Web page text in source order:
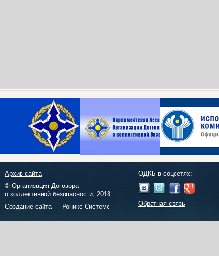
Архив сайта
© Организация Договора
о коллективной безопасности, 2018
Создание сайта — Роникс Системс
ОДКБ в соцсетях:
Обратная связь